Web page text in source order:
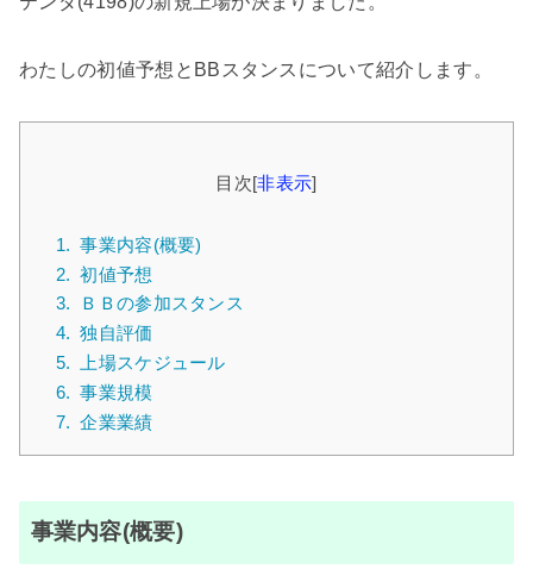
わたしの初値予想とBBスタンスについて紹介します。
目次[非表示]
1. 事業内容(概要)
2. 初値予想
3.
ＢＢの参加スタンス
4. 独自評価
5.
上場スケジュール
6. 事業規模
7. 企業業績
事業内容(概要)